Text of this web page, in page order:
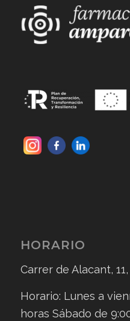
HORARIO
Carrer de Alacant,
Horario: Lunes a
horas Sábado de